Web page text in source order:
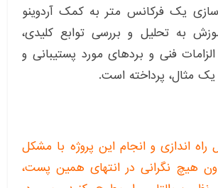
سازی یک فرکانس متر به کمک آردوینو
به تحلیل و بررسی توابع کلیدی،
فنی و بردهای مورد پستیبانی و
مثال، پرداخته است.
راه اندازی و انجام این پروژه با مشکل
هیچ نگرانی در انتهای همین پست،